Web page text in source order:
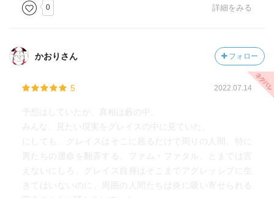
0 詳細をみる
かおりさん フォロー
5 2022.07.14
予想はしていたが、真相は藪の中。
みんな、見たい現実をグレイスの中に見ていた。
にしても、グレイスはそこに居るだけで周りの人間、特に
男たちの運命を翻弄する。ファム・ファタル、とまでは言
えないにしろ、グレイス自身はそこまでアグレッシブに生
きてはいないのに、周囲の人間たちは炎に吸い寄せられる